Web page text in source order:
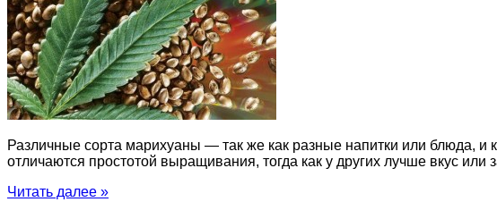
Различные сорта марихуаны — так же как разные напитки или блюда,
отличаются простотой выращивания, тогда как у других лучше вкус или
Читать далее »